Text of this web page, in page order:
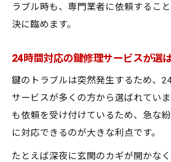
ラブル時も、専門業者に依頼するこ
決に臨めます。
24時間対応の鍵修理サービスが選
鍵のトラブルは突然発生するため、
サービスが多くの方から選ばれてい
も依頼を受け付けているため、急な
に対応できるのが大きな利点です。
たとえば深夜に玄関のカギが開かなく